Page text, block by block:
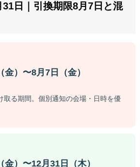
日｜引換期限8月7日と混
）〜8月7日（金）
取る期間。個別通知の会場・日時を優
）〜12月31日（木）